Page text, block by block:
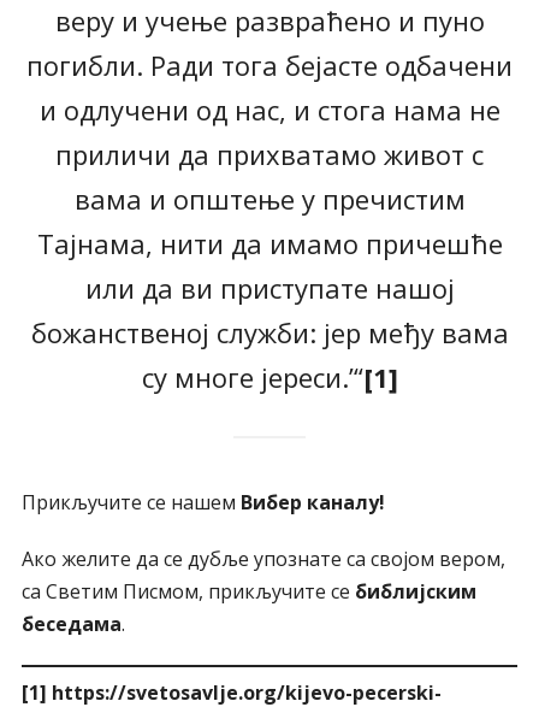
веру и учење развраћено и пуно
погибли. Ради тога бејасте одбачени
и одлучени од нас, и стога нама не
приличи да прихватамо живот с
вама и општење у пречистим
Тајнама, нити да имамо причешће
или да ви приступате нашој
божанственој служби: јер међу вама
су многе јереси.’“[1]
Прикључите се нашем Вибер каналу!
Ако желите да се дубље упознате са својом вером,
са Светим Писмом, прикључите се библијским
беседама.
[1] https://svetosavlje.org/kijevo-pecerski-